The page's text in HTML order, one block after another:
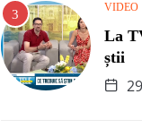
VIDEO
La
știi